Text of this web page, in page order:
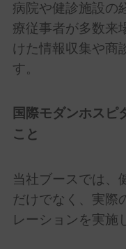
病院や健診施設の
療従事者が多数来
けた情報収集や商
す。
国際モダンホスピ
こと
当社ブースでは、
だけでなく、実際
レーションを実施